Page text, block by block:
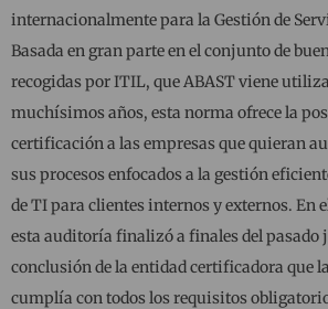
internacionalmente para la Gestión de
Basada en gran parte en el conjunto de
recogidas por ITIL, que ABAST viene
muchísimos años, esta norma ofrece la
certificación a las empresas que quieran
sus procesos enfocados a la gestión
de TI para clientes internos y externos. En
esta auditoría finalizó a finales del pasado
conclusión de la entidad certificadora que
cumplía con todos los requisitos